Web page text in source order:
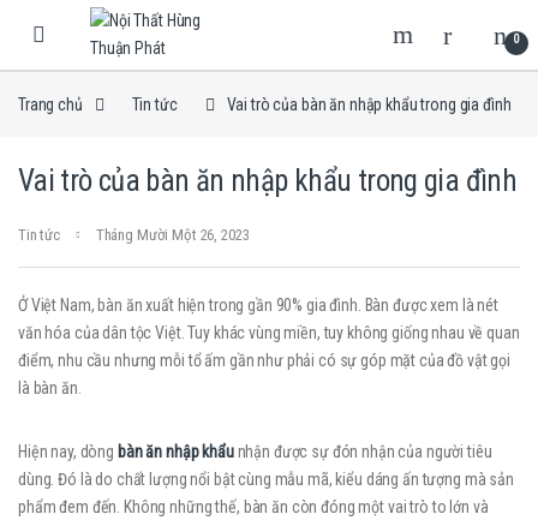
Skip to navigation
Skip to content
0
Trang chủ Tin tức Vai trò của bàn ăn nhập khẩu trong gia đình
Vai trò của bàn ăn nhập khẩu trong gia đình
Tin tức Tháng Mười Một 26, 2023
Ở Việt Nam, bàn ăn xuất hiện trong gần 90% gia đình. Bàn được xem là nét
văn hóa của dân tộc Việt. Tuy khác vùng miền, tuy không giống nhau về quan
điểm, nhu cầu nhưng mỗi tổ ấm gần như phải có sự góp mặt của đồ vật gọi
là bàn ăn.
Hiện nay, dòng bàn ăn nhập khẩunhận được sự đón nhận của người tiêu
dùng. Đó là do chất lượng nổi bật cùng mẫu mã, kiểu dáng ấn tượng mà sản
phẩm đem đến. Không những thế, bàn ăn còn đóng một vai trò to lớn và